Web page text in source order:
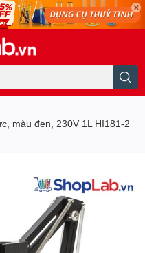
màu đen, 230V 1L HI181-2